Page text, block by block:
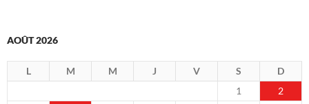
AOÛT 2026
L M M J V S
D
1
2